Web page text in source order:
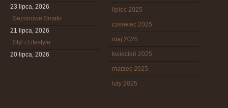
23 lipca, 2026
Sezonowe Smaki
21 lipca, 2026
Styl i Lifestyle
20 lipca, 2026
lipiec 2025
czerwiec 2025
maj 2025
kwiecień 2025
marzec 2025
luty 2025